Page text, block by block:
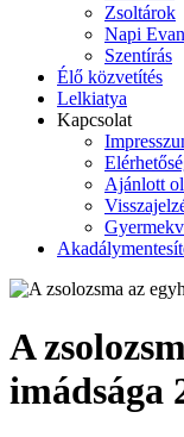
Zsoltárok
Napi
Szentírás
Élő közvetítés
Lelkiatya
Kapcsolat
Ajánlott
A
imádsága